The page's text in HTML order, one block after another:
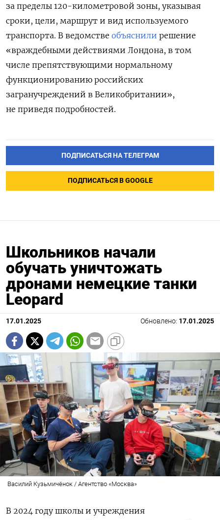
за пределы 120-километровой зоны, указывая
сроки, цели, маршрут и вид используемого
транспорта. В ведомстве объяснили решение
«враждебными действиями Лондона, в том
числе препятствующими нормальному
функционированию российских
загранучреждений в Великобритании»,
не приведя подробностей.
ПОДПИСАТЬСЯ НА ТЕЛЕГРАМ
ПОДПИСАТЬСЯ В GOOGLE
Школьников начали
обучать уничтожать
дронами немецкие танки
Leopard
17.01.2025 Обновлено: 17.01.2025
Василий Кузьмичёнок / Агентство «Москва»
В 2024 году школы и учреждения